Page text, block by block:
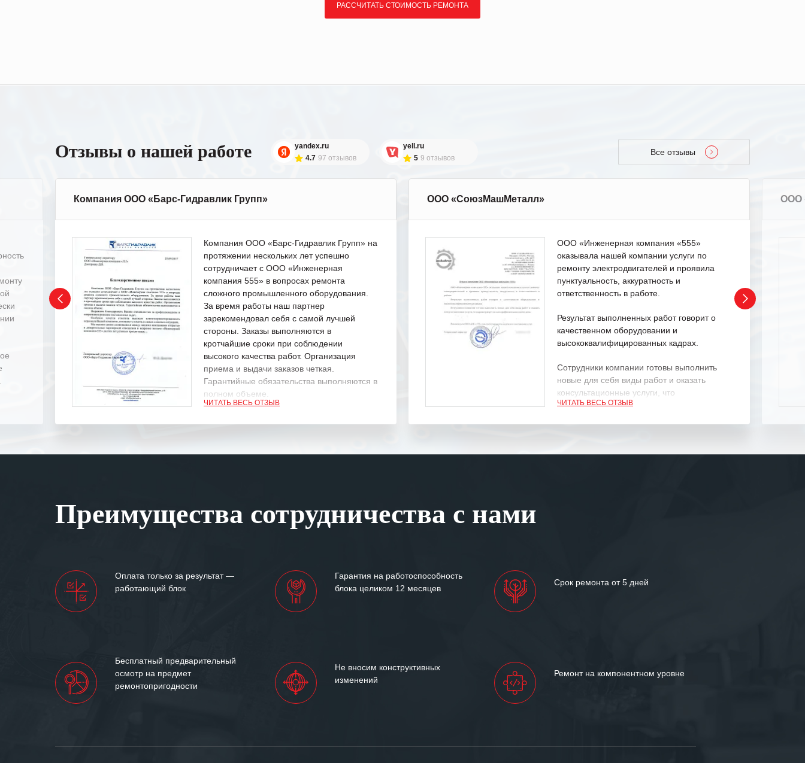
РАССЧИТАТЬ СТОИМОСТЬ РЕМОНТА
Отзывы о нашей работе
yandex.ru
4.7 97 отзывов
yell.ru
5 9 отзывов
Все отзывы
Компания ООО «Барс-Гидравлик Групп»
Компания ООО «Барс-Гидравлик Групп» на
протяжении нескольких лет успешно
сотрудничает с ООО «Инженерная
компания 555» в вопросах ремонта
сложного промышленного оборудования.
За время работы наш партнер
зарекомендовал себя с самой лучшей
стороны. Заказы выполняются в
кротчайшие сроки при соблюдении
высокого качества работ. Организация
приема и выдачи заказов четкая.
Гарантийные обязательства выполняются в
полном объеме.
Мы высоко ценим сложившиеся между
«555» долгих лет успеха и процветания.
ЧИТАТЬ ВЕСЬ ОТЗЫВ
ООО «СоюзМашМеталл»
ООО «Инженерная компания «555»
оказывала нашей компании услуги по
ремонту электродвигателей и проявила
пунктуальность, аккуратность и
ответственность в работе.
Результат выполненных работ говорит о
качественном оборудовании и
высококвалифицированных кадрах.
Сотрудники компании готовы выполнить
новые для себя виды работ и оказать
консультационные услуги, что
характеризует их как профессионалов
ответственного и надежного поставщика
ЧИТАТЬ ВЕСЬ ОТЗЫВ
ООО
Преимущества сотрудничества с нами
Оплата только за результат —
работающий блок
Гарантия на работоспособность
блока целиком 12 месяцев
Срок ремонта от 5 дней
Бесплатный предварительный
осмотр на предмет
ремонтопригодности
Не вносим конструктивных
изменений
Ремонт на компонентном уровне